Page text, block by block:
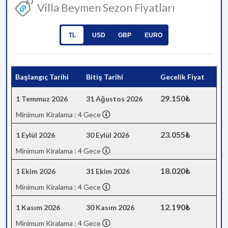
Villa Beymen Sezon Fiyatları
TL USD GBP EURO
Başlangıç Tarihi Bitiş Tarihi Gecelik Fiyat
1 Temmuz 2026 31 Ağustos 2026 29.150₺
Minimum Kiralama : 4 Gece
1 Eylül 2026 30 Eylül 2026 23.055₺
Minimum Kiralama : 4 Gece
1 Ekim 2026 31 Ekim 2026 18.020₺
Minimum Kiralama : 4 Gece
1 Kasım 2026 30 Kasım 2026 12.190₺
Minimum Kiralama : 4 Gece